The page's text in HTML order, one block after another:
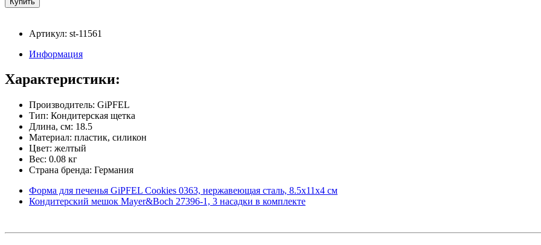
Артикул: st-11561
Информация
Характеристики:
Производитель: GiPFEL
Тип: Кондитерская щетка
Длина, см: 18.5
Материал: пластик, силикон
Цвет: желтый
Вес: 0.08 кг
Страна бренда: Германия
Форма для печенья GiPFEL Cookies 0363, нержавеющая сталь, 8.5х11х4 см
Кондитерский мешок Mayer&Boch 27396-1, 3 насадки в комплекте